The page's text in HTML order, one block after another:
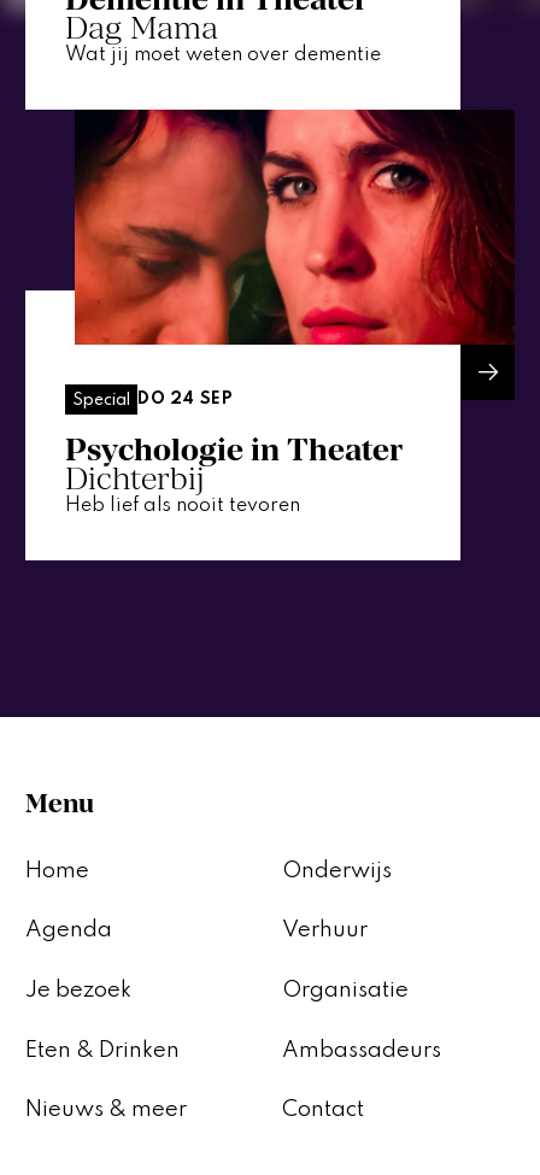
Dag Mama
Wat jij moet weten over dementie
Special DO 24 SEP
Psychologie in Theater
Dichterbij
Heb lief als nooit tevoren
Menu
Home
Agenda
Je bezoek
Eten & Drinken
Nieuws & meer
Onderwijs
Verhuur
Organisatie
Ambassadeurs
Contact